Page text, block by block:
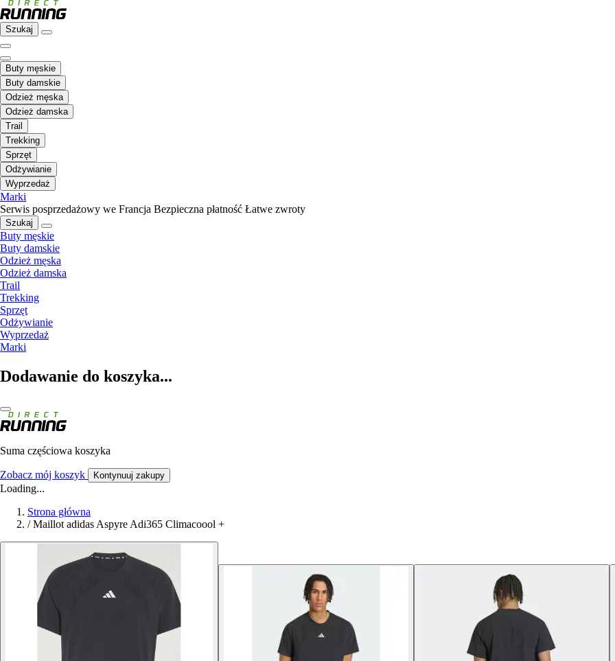
Szukaj
Buty męskie
Buty damskie
Odzież męska
Odzież damska
Trail
Trekking
Sprzęt
Odżywianie
Wyprzedaż
Marki
Serwis posprzedażowy we Francja Bezpieczna płatność Łatwe zwroty
Szukaj
Buty męskie
Buty damskie
Odzież męska
Odzież damska
Trail
Trekking
Sprzęt
Odżywianie
Wyprzedaż
Marki
Dodawanie do koszyka...
Suma częściowa koszyka
Zobacz mój koszyk Kontynuuj zakupy
Loading...
Strona główna
/ Maillot adidas Aspyre Adi365 Climacoool +